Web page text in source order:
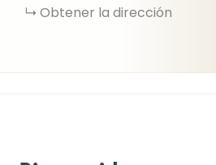
Obtener la dirección